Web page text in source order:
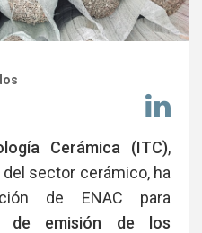
en
Cerámica (ITC),
sector cerámico, ha
de ENAC para
de emisión de los